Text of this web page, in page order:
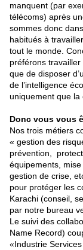
manquent (par
télécoms) après
sommes donc
habitués à
tout le monde.
préférons
que de disposer
de l’intelligence
uniquement que la
Donc vous vous
Nos trois métiers
« gestion des
prévention,
équipements,
gestion de crise,
pour protéger les
Karachi (conseil,
par notre bureau
Le suivi des
Name Record)
«Industrie